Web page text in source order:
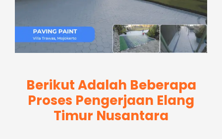
Berikut Adalah Beberapa
Proses Pengerjaan Elang
Timur Nusantara